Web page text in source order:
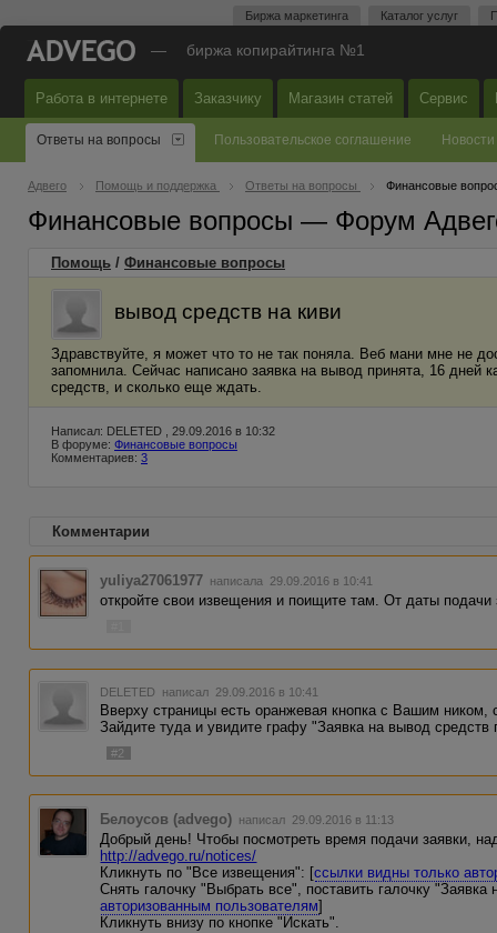
Биржа маркетинга Каталог услуг
— биржа копирайтинга №1
Работа в интернете Заказчику Магазин статей Сервис
Ответы на вопросы Пользовательское соглашение Новости
Адвего Помощь и поддержка Ответы на вопросы Финансовые
Финансовые вопросы — Форум
Помощь / Финансовые вопросы
вывод средств на киви
Здравствуйте, я может что то не так поняла. Веб мани мне не
запомнила. Сейчас написано заявка на вывод принята, 16 дней
средств, и сколько еще ждать.
Написал: DELETED , 29.09.2016 в 10:32
В форуме: Финансовые вопросы
Комментариев: 3
Комментарии
yuliya27061977 написала 29.09.2016 в 10:41
откройте свои извещения и поищите там. От даты подачи
DELETED написал 29.09.2016 в 10:41
Вверху страницы есть оранжевая кнопка с Вашим
Зайдите туда и увидите графу "Заявка на вывод
#2
Белоусов (advego) написал 29.09.2016 в 11:13
Добрый день! Чтобы посмотреть время подачи заявки,
http://advego.ru/notices/
Кликнуть по "Все извещения": [ссылки видны только
Снять галочку "Выбрать все", поставить галочку
авторизованным пользователям]
Кликнуть внизу по кнопке "Искать".